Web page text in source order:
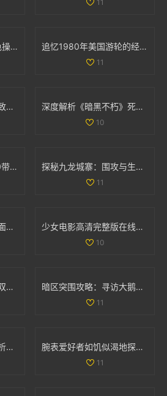
11
拳皇2005十周年全角色操作技巧详解与摇杆指南 追忆1980年美国游轮的经典魅力与航海风情
11
畅享大型黄油手游的极致体验，探索IOS平台新世界 深度解析《暗黑不朽》死灵法师召唤流装备与技能全套攻略
10
流畅观看无障碍 妻子10带你畅享高清电视精彩内容 探秘九龙城寨：围攻与生存的传奇故事免费观看版
11
游戏闪退不再烦恼，全面解析处理技巧与方法 少女电影高清完整版在线免费观看，畅享视觉盛宴
10
三年内免费观看的绝代双骄电影和动漫大全汇总 暗区突围攻略：寻访大鹅农场首领位置详解
11
九幺免费版网站全面解析nbaoffice68ios功能与使用体验 腕表爱好者如饥似渴地探索la.vorace品牌魅力与精品
11